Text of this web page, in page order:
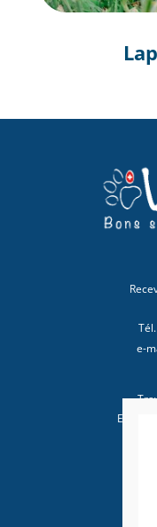
e-
Espace